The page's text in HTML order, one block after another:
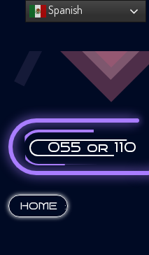
055 or 110
HOME :
Spanish